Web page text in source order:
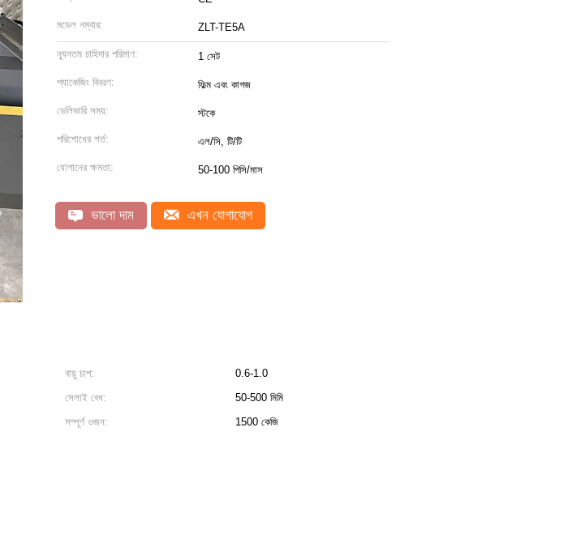
মডেল নম্বার: ZLT-TE5A
ন্যূনতম চাহিদার পরিমাণ: 1 সেট
প্যাকেজিং বিবরণ: ফিল্ম এবং কাগজ
ডেলিভারি সময়: স্টকে
পরিশোধের শর্ত: এল/সি, টি/টি
যোগানের ক্ষমতা: 50-100 পিসি/মাস
ভালো দাম এখন যোগাযোগ
বায়ু চাপ:
0.6-1.0
সেলাই বেধ:
50-500 মিমি
সম্পূর্ণ ওজন:
1500 কেজি